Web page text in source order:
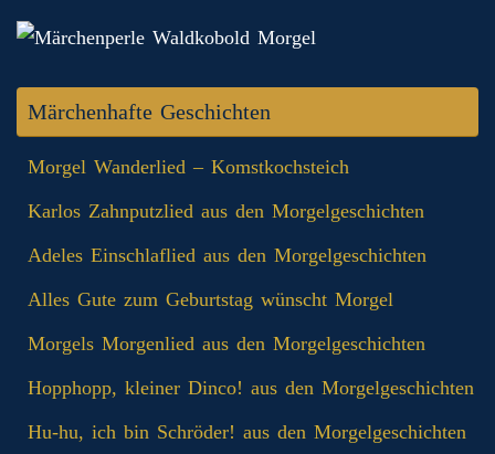
Märchenhafte Geschichten
Morgel Wanderlied – Komstkochsteich
Karlos Zahnputzlied aus den Morgelgeschichten
Adeles Einschlaflied aus den Morgelgeschichten
Alles Gute zum Geburtstag wünscht Morgel
Morgels Morgenlied aus den Morgelgeschichten
Hopphopp, kleiner Dinco! aus den Morgelgeschichten
Hu-hu, ich bin Schröder! aus den Morgelgeschichten